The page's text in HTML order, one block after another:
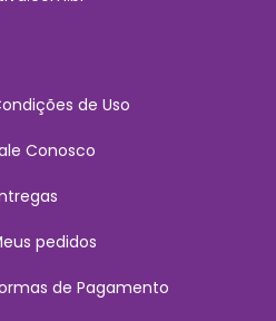
de Uso
Conosco
pedidos
de Pagamento